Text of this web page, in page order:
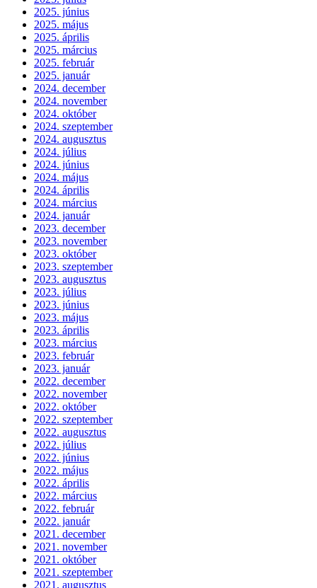
2025. június
2025. május
2025. április
2025. március
2025. február
2025. január
2024. december
2024. november
2024. október
2024. szeptember
2024. augusztus
2024. július
2024. június
2024. május
2024. április
2024. március
2024. január
2023. december
2023. november
2023. október
2023. szeptember
2023. augusztus
2023. július
2023. június
2023. május
2023. április
2023. március
2023. február
2023. január
2022. december
2022. november
2022. október
2022. szeptember
2022. augusztus
2022. július
2022. június
2022. május
2022. április
2022. március
2022. február
2022. január
2021. december
2021. november
2021. október
2021. szeptember
2021. augusztus